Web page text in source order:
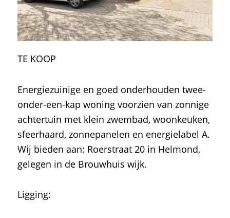
TE KOOP
Energiezuinige en goed onderhouden twee-
onder-een-kap woning voorzien van zonnige
achtertuin met klein zwembad, woonkeuken,
sfeerhaard, zonnepanelen en energielabel A.
Wij bieden aan: Roerstraat 20 in Helmond,
gelegen in de Brouwhuis wijk.
Ligging: